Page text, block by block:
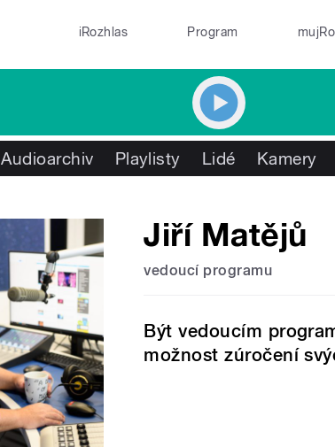
iRozhlas Program
Audioarchiv Playlisty Lidé Kamery
Jiří Matějů
vedoucí programu
Být vedoucím
možnost zúročení